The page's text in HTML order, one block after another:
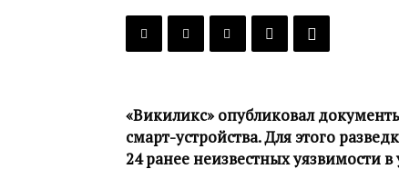
Кыргызстана
«Викиликс» опубликовал
смарт-устройства. Для этого
24 ранее неизвестных уязвимости в